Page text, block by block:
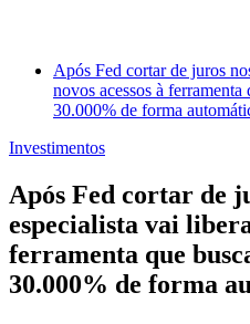
Após Fed cortar de juros
novos acessos à
30.000% de forma
Investimentos
Após Fed cortar de
especialista vai
ferramenta que
30.000% de forma